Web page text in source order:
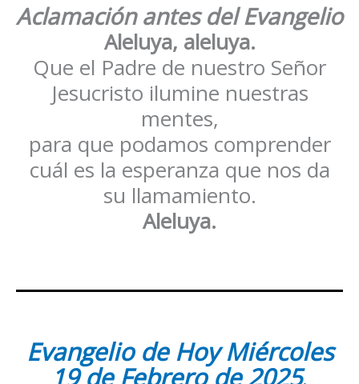
Aclamación antes del Evangelio
Aleluya, aleluya.
Que el Padre de nuestro Señor
Jesucristo ilumine nuestras
mentes,
para que podamos comprender
cuál es la esperanza que nos da
su llamamiento.
Aleluya.
Evangelio de Hoy Miércoles
19 de Febrero de 2025.